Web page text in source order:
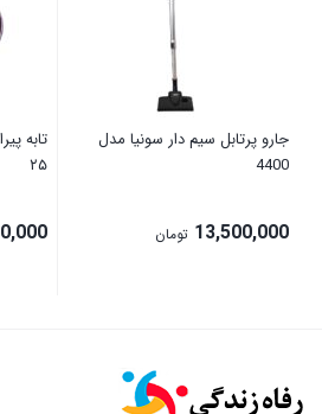
جارو پرتابل سیم دار سونیا مدل
4400
13,500,000 تومان
تابه
۲۵